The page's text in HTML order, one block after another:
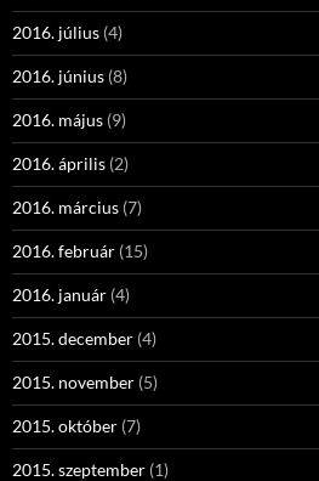
2016. július (4)
2016. június (8)
2016. május (9)
2016. április (2)
2016. március (7)
2016. február (15)
2016. január (4)
2015. december (4)
2015. november (5)
2015. október (7)
2015. szeptember (1)